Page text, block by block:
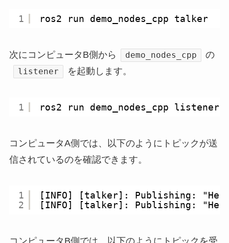
1 ros2 run demo_nodes_cpp talker
次にコンピュータB側から demo_nodes_cpp の
listener を起動します。
1 ros2 run demo_nodes_cpp listener
コンピュータA側では、以下のようにトピックが送
信されているのを確認できます。
1
2
[INFO] [talker]: Publishing:
[INFO] [talker]: Publishing: